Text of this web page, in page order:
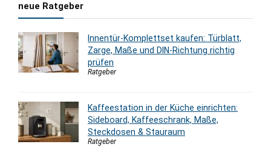
neue Ratgeber
Innentür-Komplettset kaufen: Türblatt,
Zarge, Maße und DIN-Richtung richtig
prüfen
Ratgeber
Kaffeestation in der Küche einrichten:
Sideboard, Kaffeeschrank, Maße,
Steckdosen & Stauraum
Ratgeber